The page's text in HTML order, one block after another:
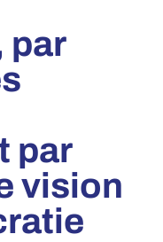
par
par
vision